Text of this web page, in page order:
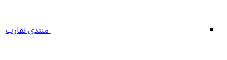
منتدى تقارب